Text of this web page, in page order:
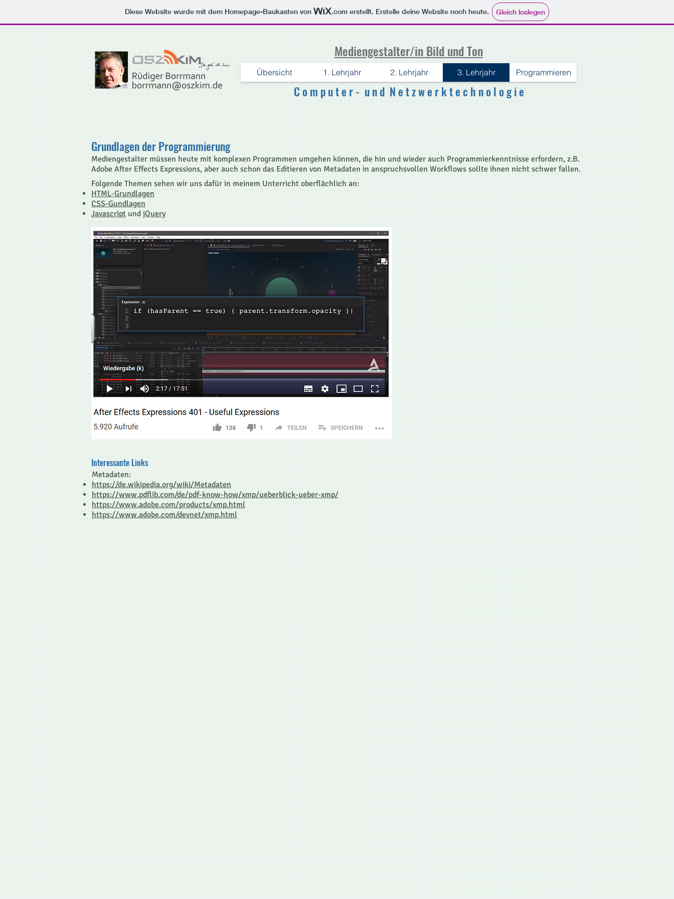
Diese Website wurde mit dem Homepage-Baukasten von .com erstellt. Erstelle deine Website noch heute. Gleich loslegen
Mediengestalter/in Bild und Ton
Übersicht 1. Lehrjahr 2. Lehrjahr 3. Lehrjahr Programmieren
C o m p u t e r - u n d N e t z w e r k t e c h n o l o g i e
Grundlagen der Programmierung
Mediengestalter müssen heute mit komplexen Programmen umgehen können, die hin und wieder auch Programmierkenntnisse erfordern, z.B.
Adobe After Effects Expressions, aber auch schon das Editieren von Metadaten in anspruchsvollen Workflows sollte ihnen nicht schwer fallen.
Folgende Themen sehen wir uns dafür in meinem Unterricht oberflächlich an:
HTML-Grundlagen
CSS-Gundlagen
Javascript und jQuery
Interessante Links
Metadaten:
https://de.wikipedia.org/wiki/Metadaten
https://www.pdflib.com/de/pdf-know-how/xmp/ueberblick-ueber-xmp/
https://www.adobe.com/products/xmp.html
https://www.adobe.com/devnet/xmp.html